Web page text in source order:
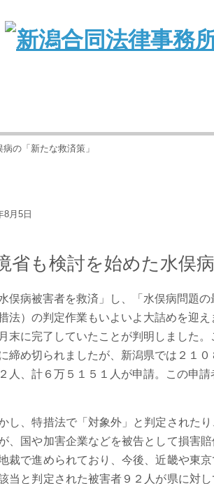
の「新たな救済策」
8月5日
省も検討を始めた水俣
俣病被害者を救済」し、「水俣病問題
措法）の判定作業もいよいよ大詰めを迎
末に完了していたことが判明しました
締め切られましたが、新潟県では２１
人、計６万５１５１人が申請。この申
し、特措法で「対象外」と判定された
、国や加害企業などを被告として損害
裁で進められており、今後、近畿や東
当と判定された被害者９２人が県に対